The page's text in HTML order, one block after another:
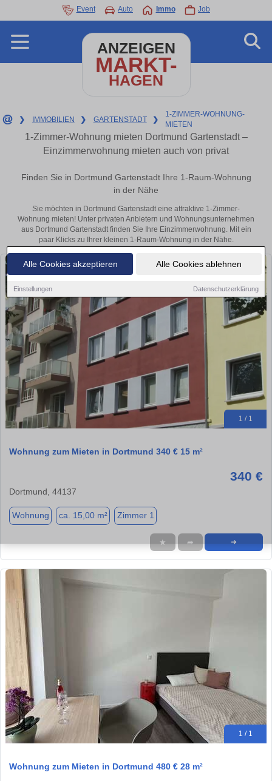
Alle Cookies akzeptieren Alle Cookies ablehnen
Einstellungen Datenschutzerklärung
Event Auto Immo Job
ANZEIGEN
MARKT-
HAGEN
❯ IMMOBILIEN ❯ GARTENSTADT ❯
1-ZIMMER-WOHNUNG-
MIETEN
1-Zimmer-Wohnung mieten Dortmund Gartenstadt –
Einzimmerwohnung mieten auch von privat
Finden Sie in Dortmund Gartenstadt Ihre 1-Raum-Wohnung
in der Nähe
Sie möchten in Dortmund Gartenstadt eine attraktive 1-Zimmer-
Wohnung mieten! Unter privaten Anbietern und Wohnungsunternehmen
aus Dortmund Gartenstadt finden Sie Ihre Einzimmerwohnung. Mit ein
paar Klicks zu Ihrer kleinen 1-Raum-Wohnung in der Nähe.
1 / 1
Wohnung zum Mieten in Dortmund 340 € 15 m²
340 €
Dortmund, 44137
Wohnung ca. 15,00 m² Zimmer 1
★ ➦ ➜
1 / 1
Wohnung zum Mieten in Dortmund 480 € 28 m²